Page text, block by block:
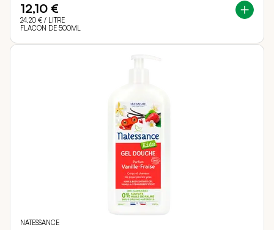
12,10 €
24,20 € / LITRE
FLACON DE 500ML
NATESSANCE